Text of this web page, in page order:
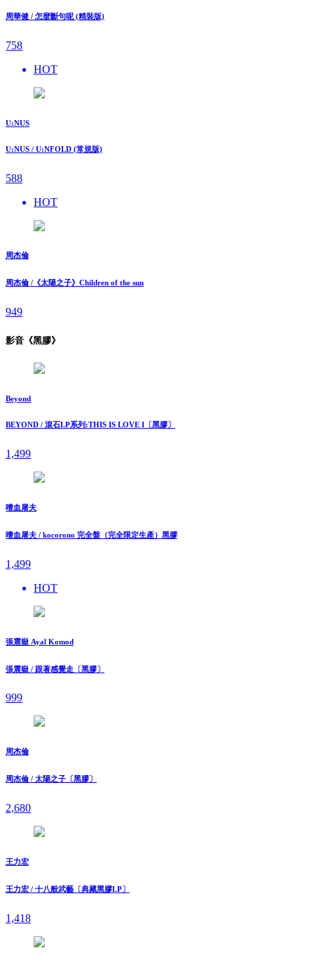
周華健 / 怎麼斷句呢 (精裝版)
758
HOT
U:NUS
U:NUS / U:NFOLD (常規版)
588
HOT
周杰倫
周杰倫 /《太陽之子》Children of the sun
949
影音《黑膠》
Beyond
BEYOND / 滾石LP系列:THIS IS LOVE I〔黑膠〕
1,499
嗜血屠夫
嗜血屠夫 / kocorono 完全盤（完全限定生產）黑膠
1,499
HOT
張震嶽 Ayal Komod
張震嶽 / 跟著感覺走〔黑膠〕
999
周杰倫
周杰倫 / 太陽之子〔黑膠〕
2,680
王力宏
王力宏 / 十八般武藝〔典藏黑膠LP〕
1,418